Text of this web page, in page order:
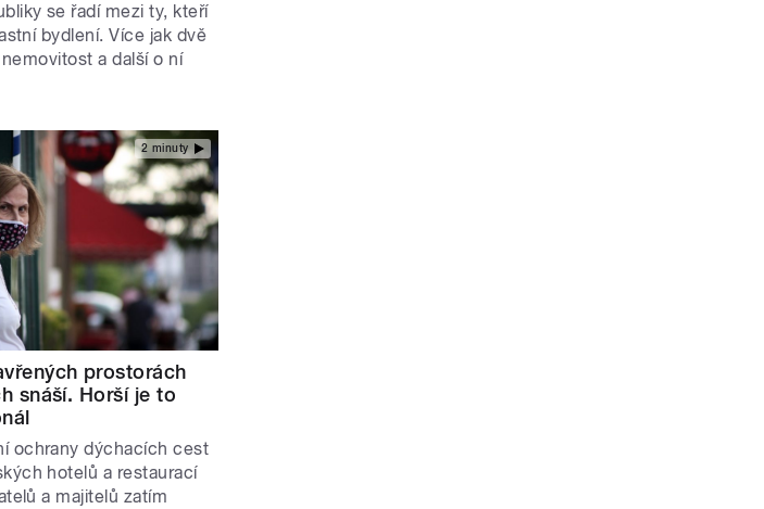
se řadí mezi ty, kteří
bydlení. Více jak dvě
a další o ní
2 minuty
prostorách
snáší. Horší je to
ochrany dýchacích cest
hotelů a restaurací
a majitelů zatím